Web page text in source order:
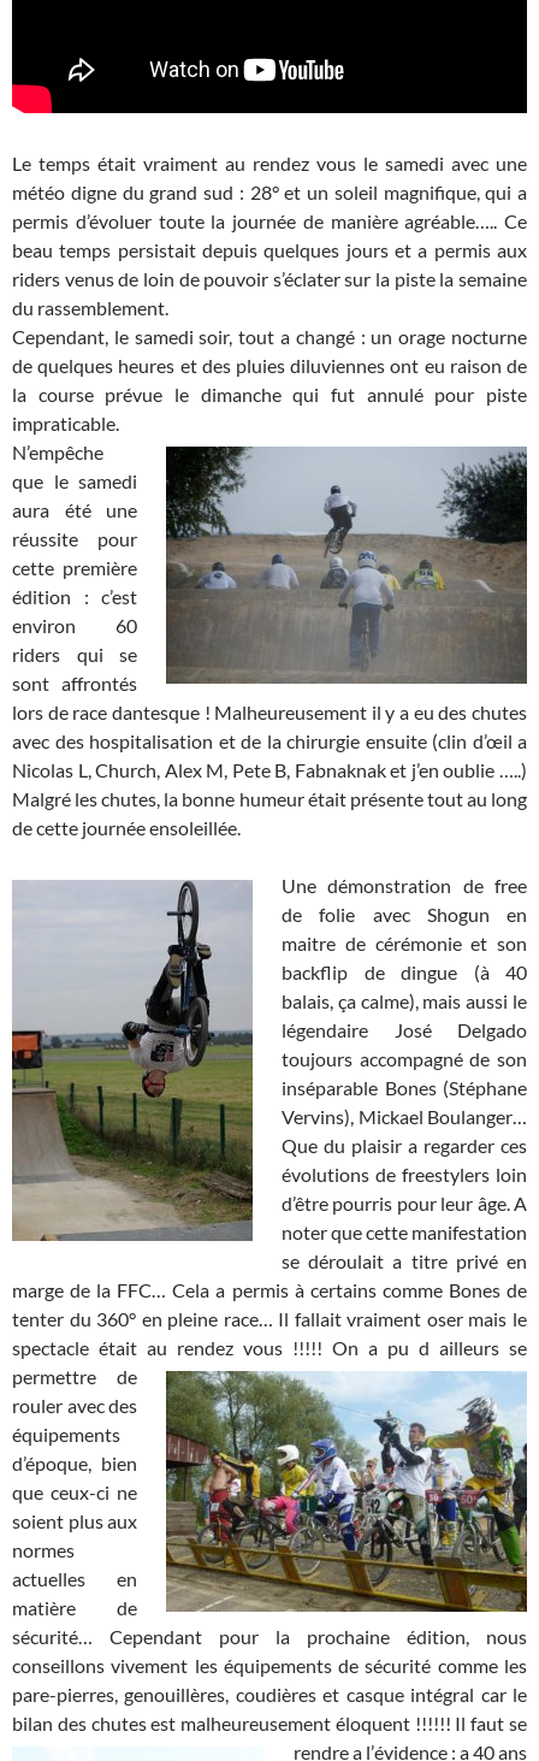
Le temps était vraiment au rendez vous le samedi avec une
météo digne du grand sud : 28° et un soleil magnifique, qui a
permis d’évoluer toute la journée de manière agréable….. Ce
beau temps persistait depuis quelques jours et a permis aux
riders venus de loin de pouvoir s’éclater sur la piste la semaine
du rassemblement.
Cependant, le samedi soir, tout a changé : un orage nocturne
de quelques heures et des pluies diluviennes ont eu raison de
la course prévue le dimanche qui fut annulé pour piste
impraticable.
N’empêche
que le samedi
aura été une
réussite pour
cette première
édition : c’est
environ 60
riders qui se
sont affrontés
lors de race dantesque ! Malheureusement il y a eu des chutes
avec des hospitalisation et de la chirurgie ensuite (clin d’œil a
Nicolas L, Church, Alex M, Pete B, Fabnaknak et j’en oublie …..)
Malgré les chutes, la bonne humeur était présente tout au long
de cette journée ensoleillée.
Une démonstration de free
de folie avec Shogun en
maitre de cérémonie et son
backflip de dingue (à 40
balais, ça calme), mais aussi le
légendaire José Delgado
toujours accompagné de son
inséparable Bones (Stéphane
Vervins), Mickael Boulanger…
Que du plaisir a regarder ces
évolutions de freestylers loin
d’être pourris pour leur âge. A
noter que cette manifestation
se déroulait a titre privé en
marge de la FFC… Cela a permis à certains comme Bones de
tenter du 360° en pleine race… Il fallait vraiment oser mais le
spectacle était au rendez vous !!!!! On a pu d ailleurs se
permettre de
rouler avec des
équipements
d’époque, bien
que ceux-ci ne
soient plus aux
normes
actuelles en
matière de
sécurité… Cependant pour la prochaine édition, nous
conseillons vivement les équipements de sécurité comme les
pare-pierres, genouillères, coudières et casque intégral car le
bilan des chutes est malheureusement éloquent !!!!!! Il faut se
rendre a l’évidence : a 40 ans